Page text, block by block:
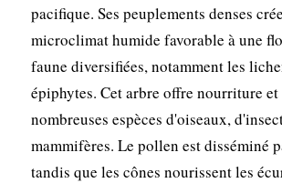
pacifique. Ses peuplements denses
microclimat humide favorable à une
faune diversifiées, notamment les
épiphytes. Cet arbre offre nourriture et
nombreuses espèces d'oiseaux,
mammifères. Le pollen est disséminé
tandis que les cônes nourissent les